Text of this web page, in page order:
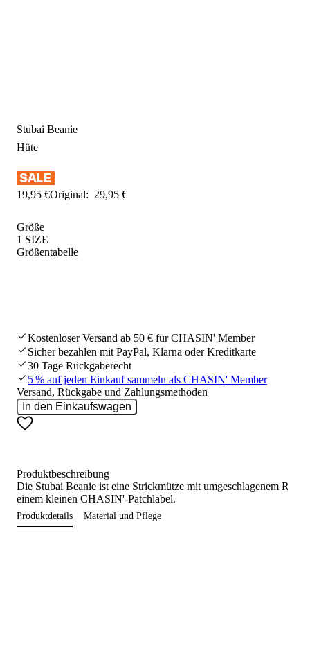
Stubai Beanie
Hüte
19,95 €Original: 29,95 €
Größe
1 SIZE
Größentabelle
Kostenloser Versand ab 50 € für CHASIN' Member
Sicher bezahlen mit PayPal, Klarna oder Kreditkarte
30 Tage Rückgaberecht
5 % auf jeden Einkauf sammeln als CHASIN' Member
Versand, Rückgabe und Zahlungsmethoden
In den Einkaufswagen
Produktbeschreibung
Die Stubai Beanie ist eine Strickmütze mit umgeschlagenem Rand
einem kleinen CHASIN'-Patchlabel.
Produktdetails Material und Pflege